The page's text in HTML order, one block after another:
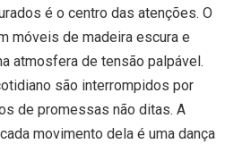
é o centro das atenções. O
móveis de madeira escura e
atmosfera de tensão palpável.
são interrompidos por
de promessas não ditas. A
movimento dela é uma dança